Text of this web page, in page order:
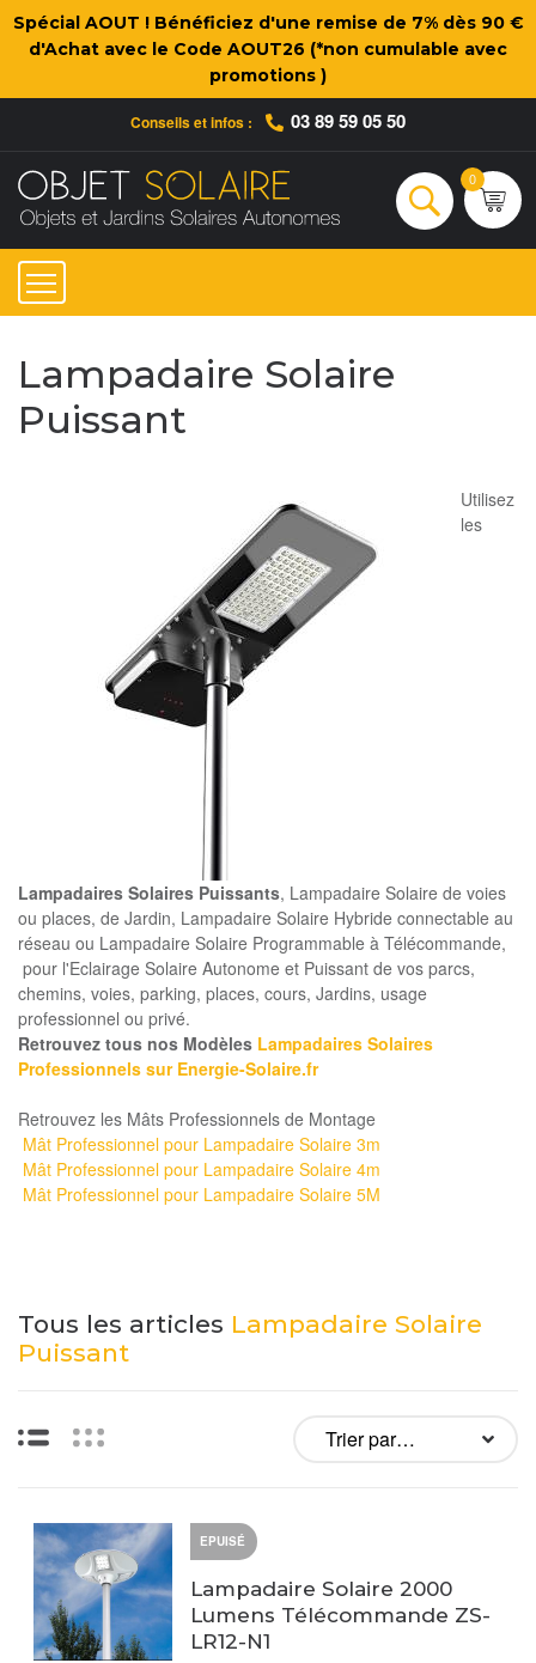
Spécial AOUT ! Bénéficiez d'une remise de 7% dès 90 €
d'Achat avec le Code AOUT26 (*non cumulable avec
promotions )
Conseils et infos : 03 89 59 05 50
Rechercher
0
Lampadaire Solaire
Puissant
Utilisez
les
Lampadaires Solaires Puissants, Lampadaire Solaire de voies
ou places, de Jardin, Lampadaire Solaire Hybride connectable au
réseau ou Lampadaire Solaire Programmable à Télécommande,
pour l'Eclairage Solaire Autonome et Puissant de vos parcs,
chemins, voies, parking, places, cours, Jardins, usage
professionnel ou privé.
Retrouvez tous nos Modèles Lampadaires Solaires
Professionnels sur Energie-Solaire.fr
Retrouvez les Mâts Professionnels de Montage
Mât Professionnel pour Lampadaire Solaire 3m
Mât Professionnel pour Lampadaire Solaire 4m
Mât Professionnel pour Lampadaire Solaire 5M
Tous les articles Lampadaire Solaire
Puissant
Liste
EPUISÉ
Lampadaire Solaire 2000
Lumens Télécommande ZS-
LR12-N1